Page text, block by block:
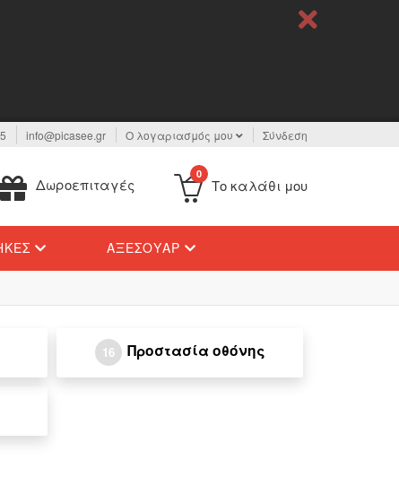
info@picasee.gr Ο λογαριασμός μου Σύνδεση
Δωροεπιταγές
0
Το καλάθι μου
ΑΞΕΣΟΥΆΡ
16 Προστασία οθόνης